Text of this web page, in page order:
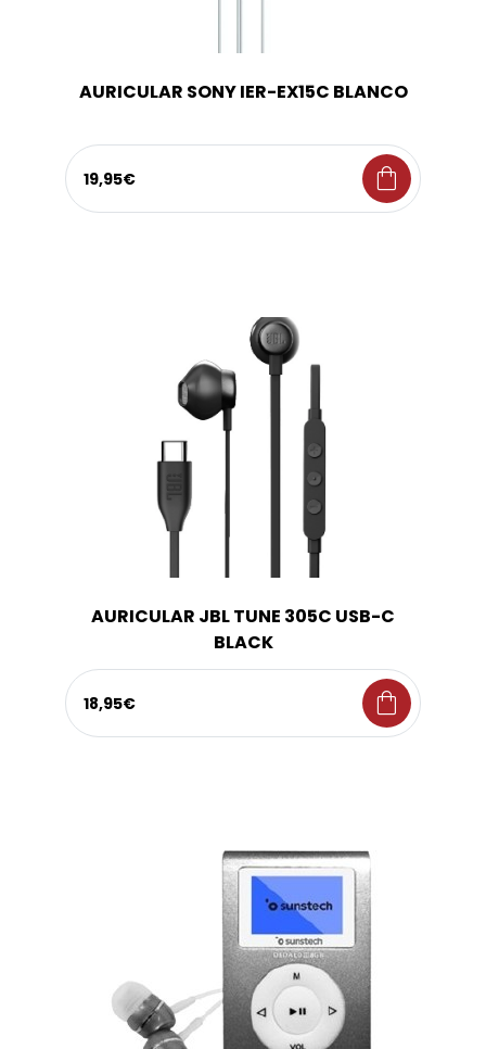
AURICULAR SONY IER-EX15C BLANCO
19,95€ shopping_bag
AURICULAR JBL TUNE 305C USB-C
BLACK
18,95€ shopping_bag